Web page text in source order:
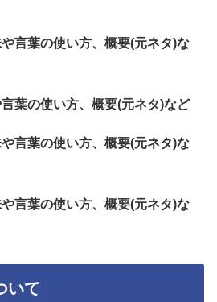
や言葉の使い方、概要(元ネタ)な
言葉の使い方、概要(元ネタ)など
や言葉の使い方、概要(元ネタ)な
や言葉の使い方、概要(元ネタ)な
いて